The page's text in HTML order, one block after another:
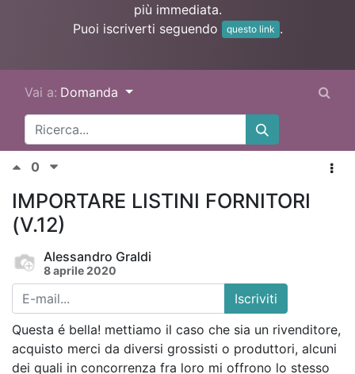
più immediata.
Puoi iscriverti seguendo
questo link .
Vai a: Domanda
0
IMPORTARE LISTINI FORNITORI
(V.12)
Alessandro Graldi
8 aprile 2020
Iscriviti
Questa é bella! mettiamo il caso che sia un rivenditore,
acquisto merci da diversi grossisti o produttori, alcuni
dei quali in concorrenza fra loro mi offrono lo stesso